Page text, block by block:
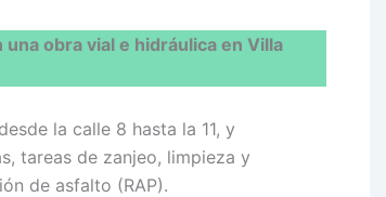
obra vial e hidráulica en Villa
la calle 8 hasta la 11, y
tareas de zanjeo, limpieza y
de asfalto (RAP).